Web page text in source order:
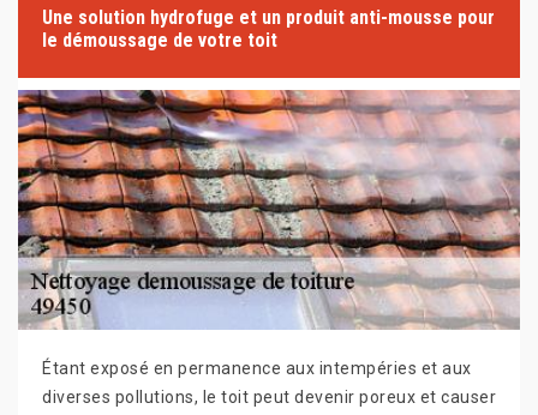
Une solution hydrofuge et un produit anti-mousse pour
le démoussage de votre toit
Étant exposé en permanence aux intempéries et aux
diverses pollutions, le toit peut devenir poreux et causer